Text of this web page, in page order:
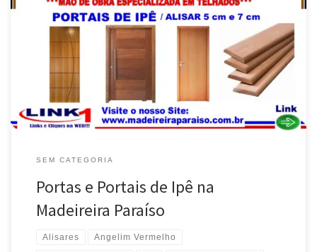
Na Madeireira Paraíso , Portas , Portais e Alisares de Ipê , em
Luziânia e Cidade Ocidental/ GO Portas e Portais de Ipê em
Estoque na Madeireira Paraíso , entregas em Valparaíso de Goiás /
GO Portas , Portais e Alisares de Ipê , Pronta Entrega . Madeireira
Paraíso , envia […]
SEM CATEGORIA
Portas e Portais de Ipê na
Madeireira Paraíso
Alisares Angelim Vermelho